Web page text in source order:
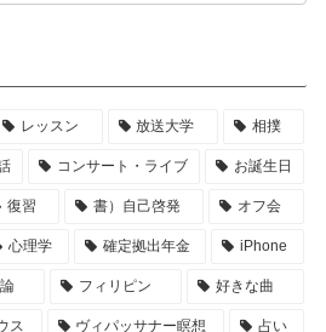
レッスン 放送大学 相撲
コンサート・ライブ お誕生日
復習 書）自己啓発 オフ会
心理学 確定拠出年金 iPhone
フィリピン 好きな曲
ス ヴィパッサナー瞑想 占い